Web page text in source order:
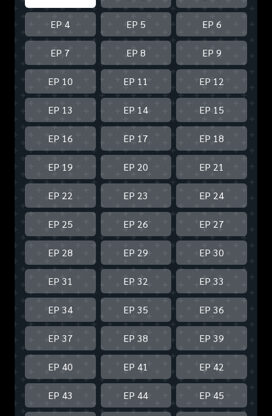
EP 4 EP 5 EP 6
EP 7 EP 8 EP 9
EP 10 EP 11 EP 12
EP 13 EP 14 EP 15
EP 16 EP 17 EP 18
EP 19 EP 20 EP 21
EP 22 EP 23 EP 24
EP 25 EP 26 EP 27
EP 28 EP 29 EP 30
EP 31 EP 32 EP 33
EP 34 EP 35 EP 36
EP 37 EP 38 EP 39
EP 40 EP 41 EP 42
EP 43 EP 44 EP 45